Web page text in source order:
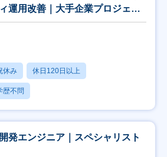
運用改善｜大手企業プロジェク
休み 休日120日以上
歴不問
発エンジニア｜スペシャリスト